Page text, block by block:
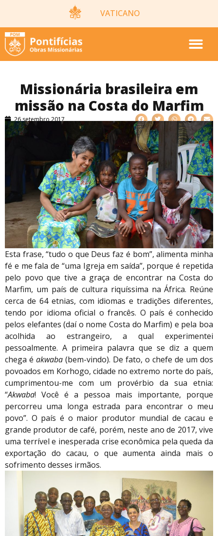
VATICANO
Missionária brasileira em
missão na Costa do Marfim
26 setembro 2017
Esta frase, “tudo o que Deus faz é bom”, alimenta minha
fé e me fala de “uma Igreja em saída”, porque é repetida
pelo povo que tive a graça de encontrar na Costa do
Marfim, um país de cultura riquíssima na África. Reúne
cerca de 64 etnias, com idiomas e tradições diferentes,
tendo por idioma oficial o francês. O país é conhecido
pelos elefantes (daí o nome Costa do Marfim) e pela boa
acolhida ao estrangeiro, a qual experimentei
pessoalmente. A primeira palavra que se diz a quem
chega é akwaba (bem-vindo). De fato, o chefe de um dos
povoados em Korhogo, cidade no extremo norte do país,
cumprimentou-me com um provérbio da sua etnia:
“Akwaba! Você é a pessoa mais importante, porque
percorreu uma longa estrada para encontrar o meu
povo”. O país é o maior produtor mundial de cacau e
grande produtor de café, porém, neste ano de 2017, vive
uma terrível e inesperada crise econômica pela queda da
exportação do cacau, o que aumenta ainda mais o
sofrimento desses irmãos.